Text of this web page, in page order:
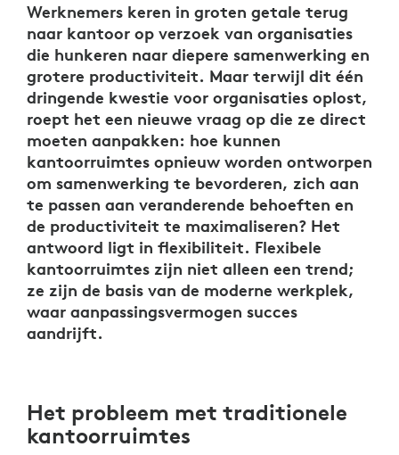
Werknemers keren in groten getale terug
naar kantoor op verzoek van organisaties
die hunkeren naar diepere samenwerking en
grotere productiviteit. Maar terwijl dit één
dringende kwestie voor organisaties oplost,
roept het een nieuwe vraag op die ze direct
moeten aanpakken: hoe kunnen
kantoorruimtes opnieuw worden ontworpen
om samenwerking te bevorderen, zich aan
te passen aan veranderende behoeften en
de productiviteit te maximaliseren? Het
antwoord ligt in flexibiliteit. Flexibele
kantoorruimtes zijn niet alleen een trend;
ze zijn de basis van de moderne werkplek,
waar aanpassingsvermogen succes
aandrijft.
Het probleem met traditionele
kantoorruimtes